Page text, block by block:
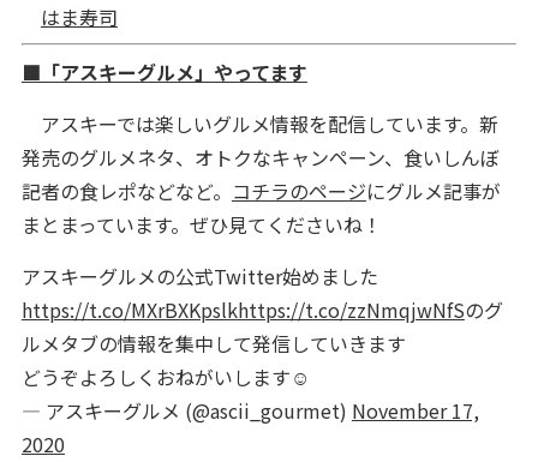
はま寿司
■「アスキーグルメ」やってます
アスキーでは楽しいグルメ情報を配信しています。新
発売のグルメネタ、オトクなキャンペーン、食いしんぼ
記者の食レポなどなど。 コチラのページにグルメ記事が
まとまっています。ぜひ見てくださいね！
アスキーグルメの公式Twitter始めました
https://t.co/MXrBXKpslkhttps://t.co/zzNmqjwNfSのグ
ルメタブの情報を集中して発信していきます
どうぞよろしくおねがいします☺️
— アスキーグルメ (@ascii_gourmet) November 17,
2020